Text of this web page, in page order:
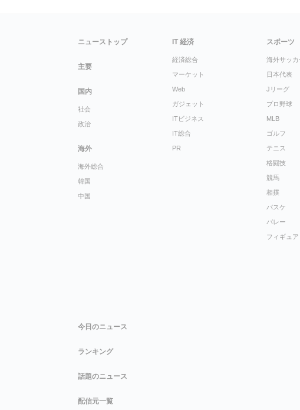
ニューストップ
主要
国内
社会
政治
海外
海外総合
韓国
中国
IT 経済
経済総合
マーケット
Web
ガジェット
ITビジネス
IT総合
PR
スポーツ
海外サッカ
日本代表
Jリーグ
プロ野球
MLB
ゴルフ
テニス
格闘技
競馬
相撲
バスケ
バレー
フィギュア
今日のニュース
ランキング
話題のニュース
配信元一覧